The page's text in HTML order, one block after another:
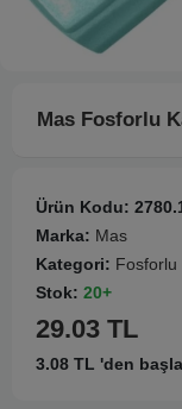
Mas Fosforlu
Ürün Kodu:
Marka: Mas
Kategori: Fosforlu
Stok: 20+
29.03 TL
3.08 TL 'den